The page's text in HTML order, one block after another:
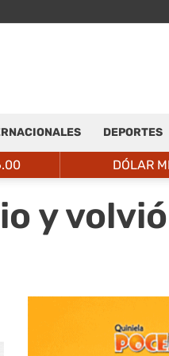
DEPORTES
DÓLAR
y